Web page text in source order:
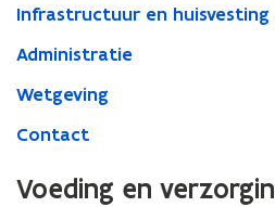
Infrastructuur en huisvesting
Administratie
Wetgeving
Contact
Voeding en